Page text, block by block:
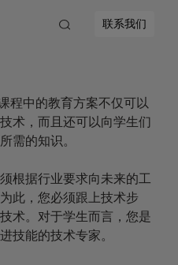
联系我们
程中的教育方案不仅可以
术，而且还可以向学生们
需的知识。
根据行业要求向未来的工
此，您必须跟上技术步
术。对于学生而言，您是
技能的技术专家。